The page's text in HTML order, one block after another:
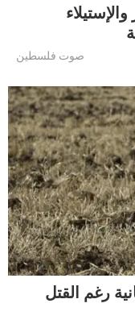
صوت فلسطين
رغم القتل